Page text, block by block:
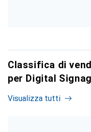
Classifica di
per Digital
Visualizza tutti